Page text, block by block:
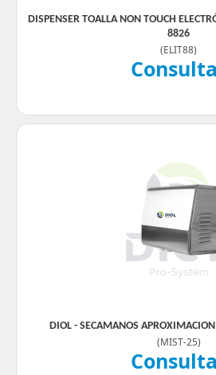
DISPENSER TOALLA NON TOUCH
8826
(ELIT88)
DIOL - SECAMANOS
(MIST-25)